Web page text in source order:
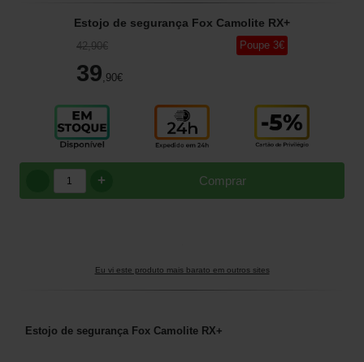
Estojo de segurança Fox Camolite RX+
42,90€
39 ,90€
Poupe 3€
Comprar
+
Eu vi este produto mais barato em outros sites
Estojo de segurança Fox Camolite RX+